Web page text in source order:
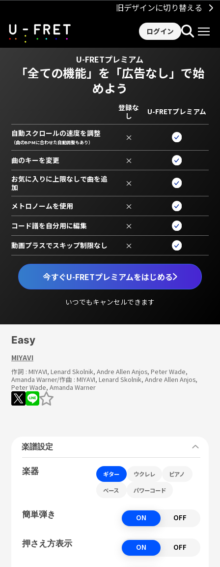
旧デザインに切り替える
ログイン
U-FRETプレミアム
「全ての機能」を 「広告なし」で始
めよう
今すぐU-FRETプレミアムをはじめる
いつでもキャンセルできます
登録な
し
U-FRETプレミアム
自動スクロールの速度を調整
（曲のBPMに合わせた自動調整もあり） ×
曲のキーを変更 ×
お気に入りに上限なしで曲を追
加
×
メトロノームを使用 ×
コード譜を自分用に編集 ×
動画プラスでスキップ制限なし ×
Easy
MIYAVI
作詞 : MIYAVI, Lenard Skolnik, Andre Allen Anjos, Peter Wade,
Amanda Warner/作曲 : MIYAVI, Lenard Skolnik, Andre Allen Anjos,
Peter Wade, Amanda Warner
楽譜設定
楽器 ギター ウクレレ ピアノ
ベース パワーコード
簡単弾き ON OFF
押さえ方表示 ON OFF